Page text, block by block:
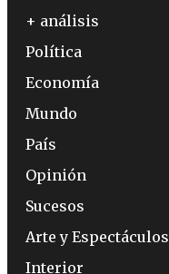
+ análisis
Política
Economía
Mundo
País
Opinión
Sucesos
Arte y Espectáculos
Interior